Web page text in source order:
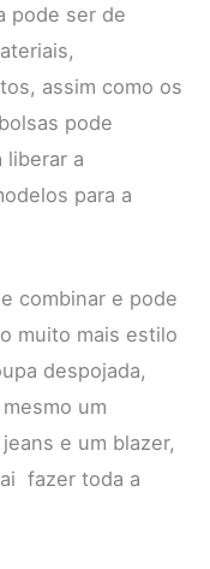
pode ser de
assim como os
pode
liberar a
para a
combinar e pode
muito mais estilo
despojada,
um
e um blazer,
fazer toda a